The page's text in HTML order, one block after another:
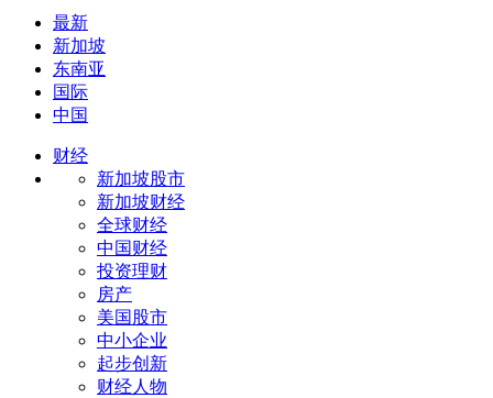
最新
新加坡
东南亚
国际
中国
财经
新加坡股市
新加坡财经
全球财经
中国财经
投资理财
房产
美国股市
中小企业
起步创新
财经人物